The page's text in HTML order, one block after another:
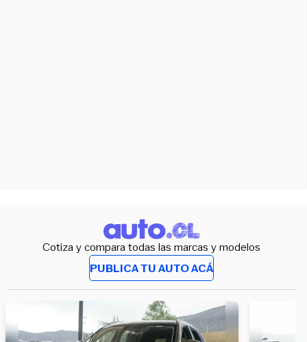
Cotiza y compara todas las marcas y modelos
PUBLICA TU AUTO ACÁ